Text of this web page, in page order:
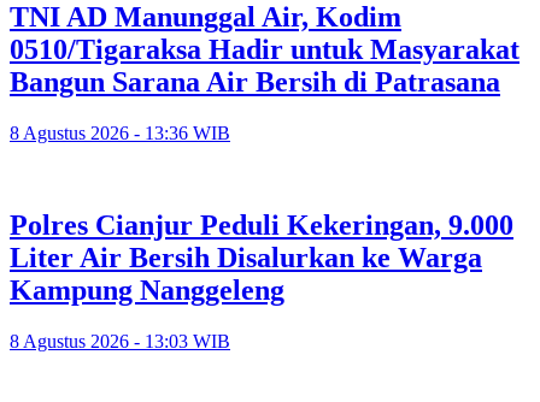
TNI AD Manunggal Air, Kodim
0510/Tigaraksa Hadir untuk Masyarakat
Bangun Sarana Air Bersih di Patrasana
8 Agustus 2026 - 13:36 WIB
Polres Cianjur Peduli Kekeringan, 9.000
Liter Air Bersih Disalurkan ke Warga
Kampung Nanggeleng
8 Agustus 2026 - 13:03 WIB